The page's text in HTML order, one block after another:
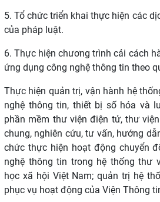
5. Tổ chức triển khai thực hiện các
của pháp luật.
6. Thực hiện chương trình cải cách
ứng dụng công nghệ thông tin theo
Thực hiện quản trị, vận hành hệ
nghệ thông tin, thiết bị số hóa và
phần mềm thư viện điện tử, thư
chung, nghiên cứu, tư vấn, hướng
chức thực hiện hoạt động chuyển
nghệ thông tin trong hệ thống thư
học xã hội Việt Nam; quản trị hệ
phục vụ hoạt động của Viện Thông